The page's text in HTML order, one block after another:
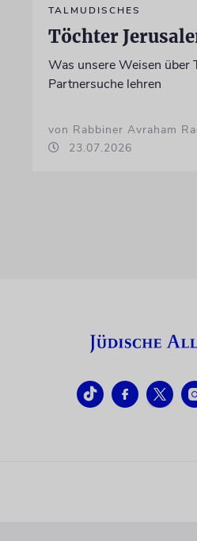
TALMUDISCHES
Töchter
Was unsere Weisen über
Partnersuche lehren
von Rabbiner Avraham
23.07.2026